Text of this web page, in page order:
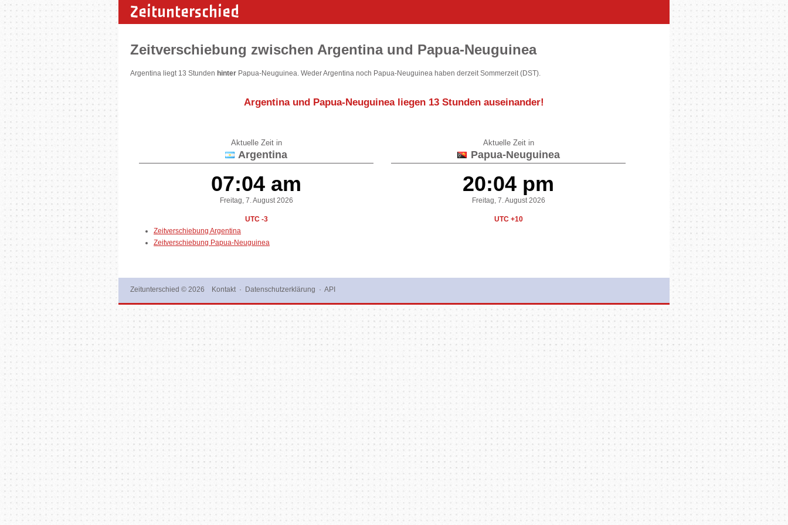
Zeitunterschied
Zeitverschiebung zwischen Argentina und Papua-Neuguinea
Argentina liegt 13 Stunden hinter Papua-Neuguinea. Weder Argentina noch Papua-Neuguinea haben derzeit Sommerzeit (DST).
Argentina und Papua-Neuguinea liegen 13 Stunden auseinander!
Aktuelle Zeit in
Argentina
07:04 am
Freitag, 7. August 2026
UTC -3
Aktuelle Zeit in
Papua-Neuguinea
20:04 pm
Freitag, 7. August 2026
UTC +10
Zeitverschiebung Argentina
Zeitverschiebung Papua-Neuguinea
Zeitunterschied © 2026 Kontakt· Datenschutzerklärung · API